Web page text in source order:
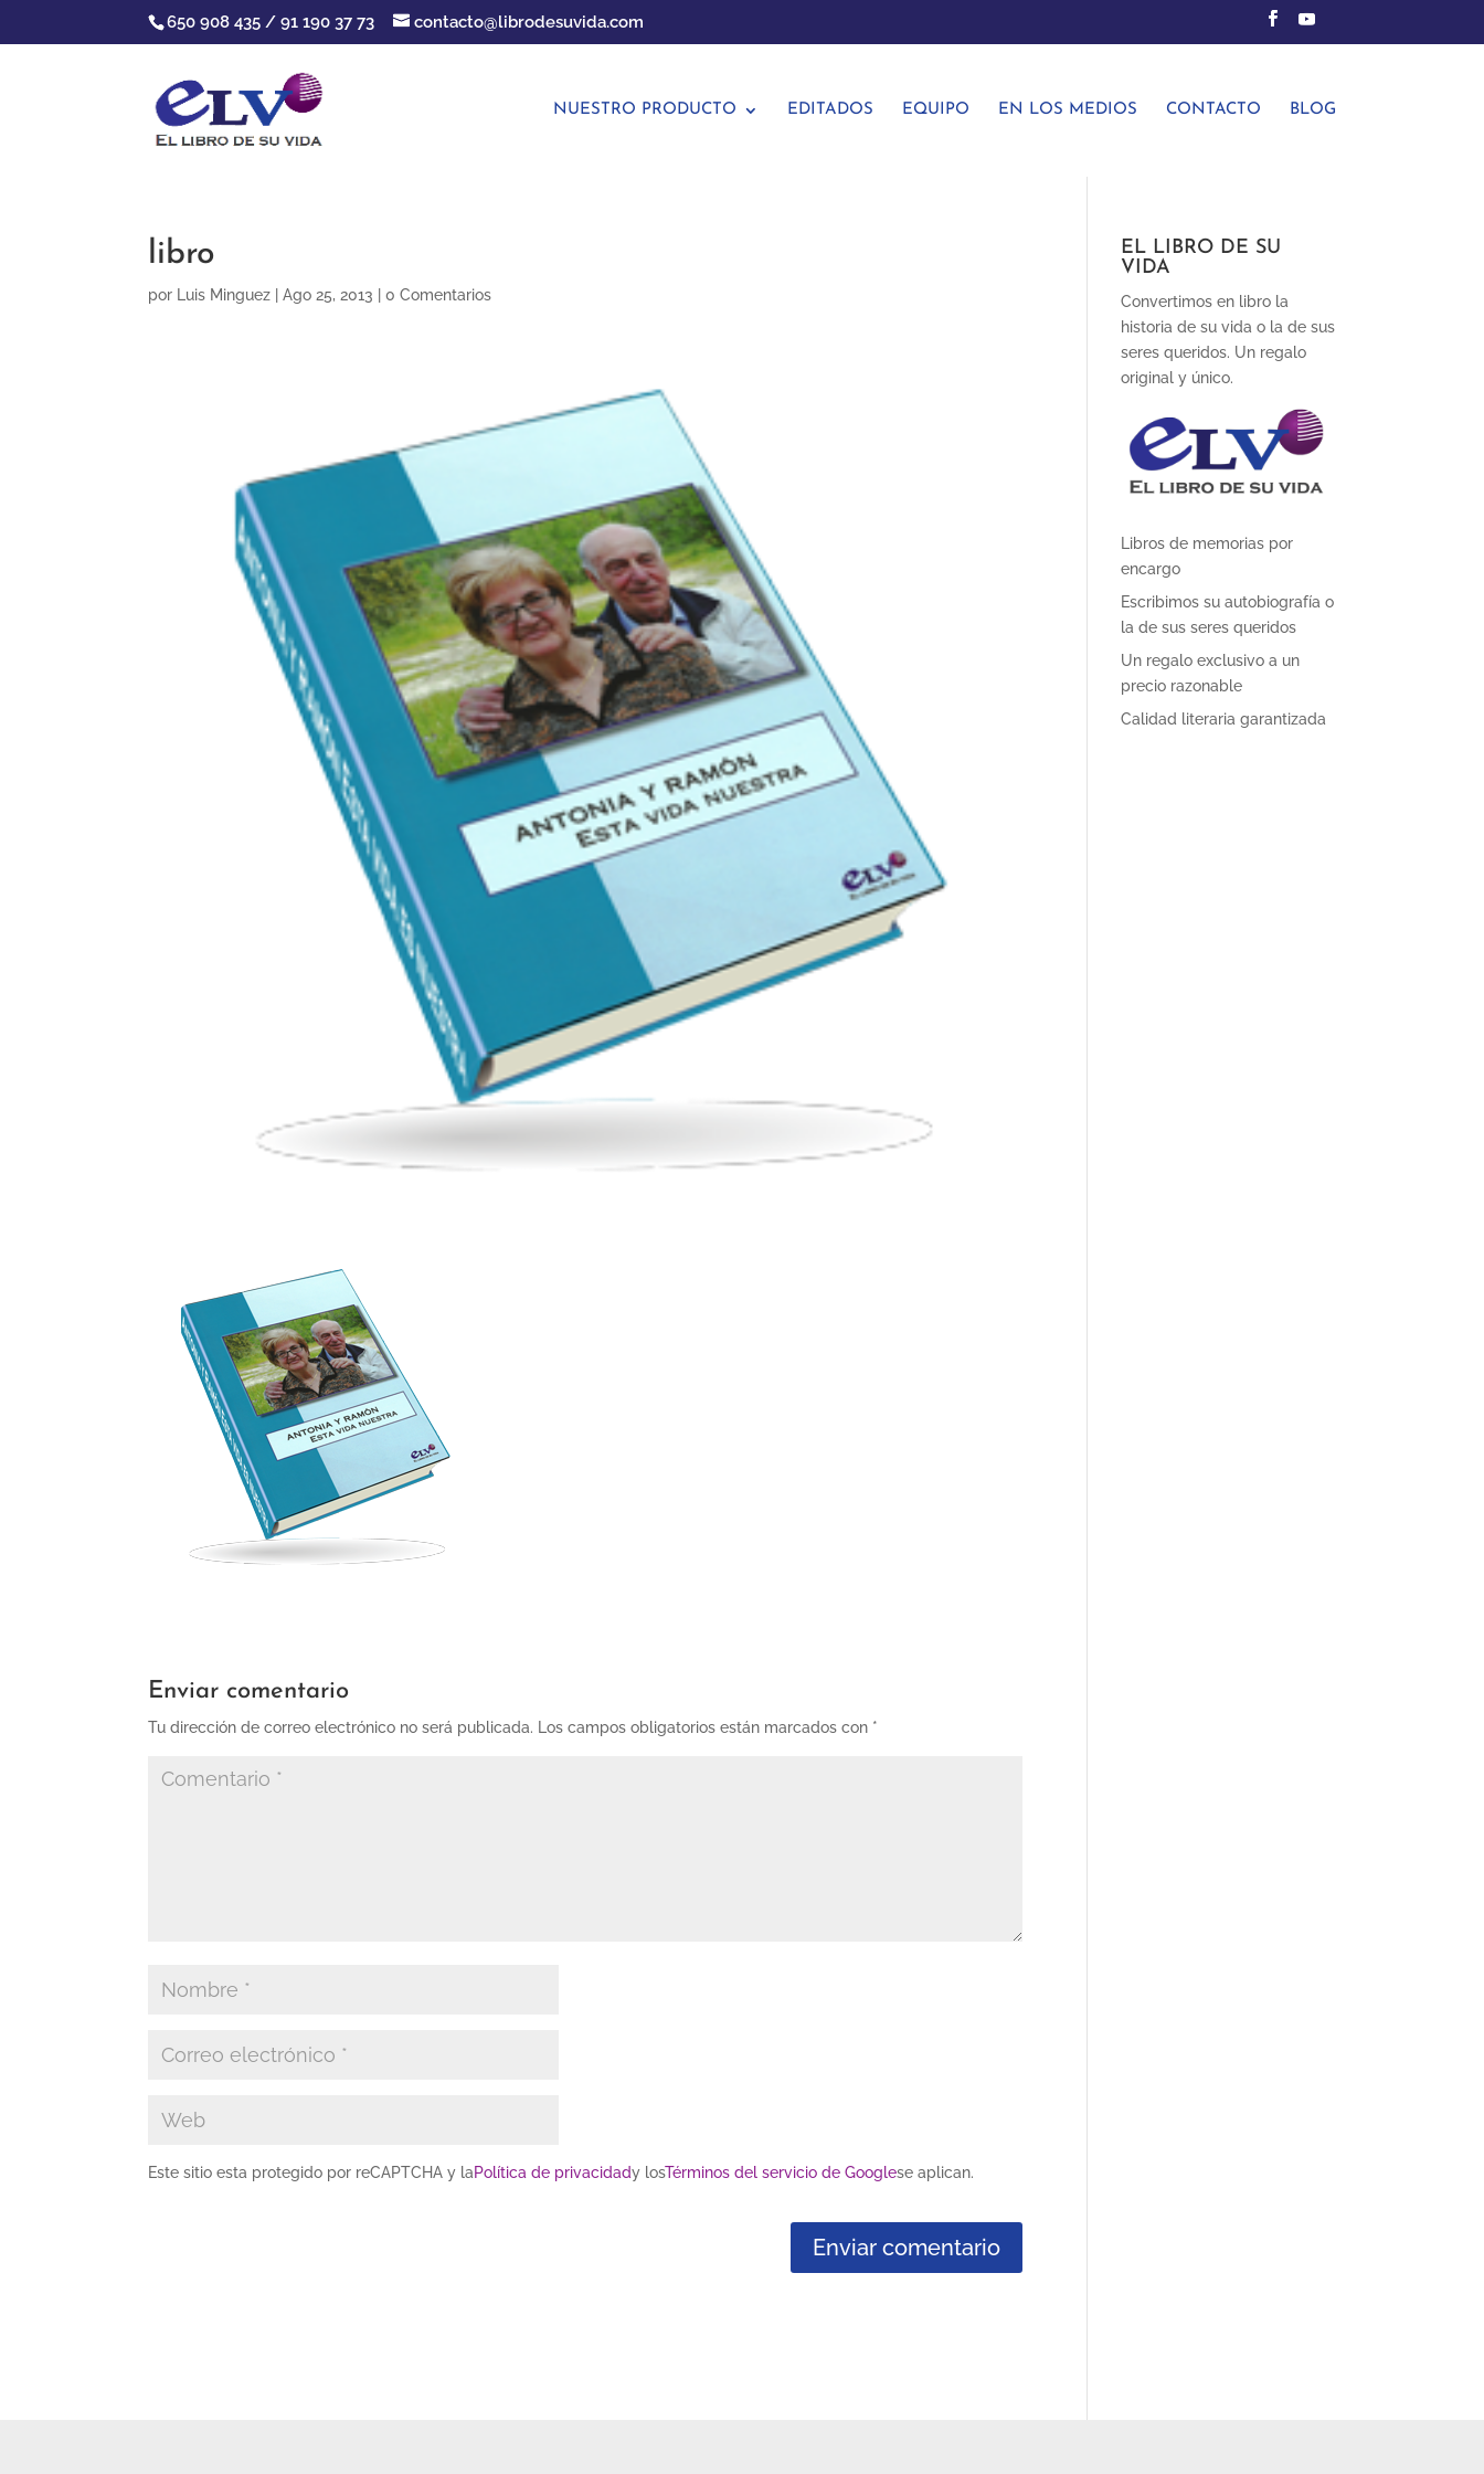
650 908 435 / 91 190 37 73 contacto@librodesuvida.com
NUESTRO PRODUCTO EDITADOS EQUIPO EN LOS MEDIOS CONTACTO BLOG
libro
por Luis Minguez |Ago 25, 2013 |0 Comentarios
Enviar comentario
Tu dirección de correo electrónico no será publicada. Los campos obligatorios están marcados con *
Este sitio esta protegido por reCAPTCHA y laPolítica de privacidady losTérminos del servicio de Googlese aplican.
EL LIBRO DE SU
VIDA
Convertimos en libro la
historia de su vida o la de sus
seres queridos. Un regalo
original y único.
Libros de memorias por
encargo
Escribimos su autobiografía o
la de sus seres queridos
Un regalo exclusivo a un
precio razonable
Calidad literaria garantizada